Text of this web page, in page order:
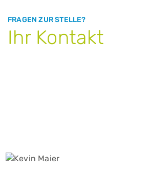
FRAGEN ZUR STELLE?
Ihr Kontakt